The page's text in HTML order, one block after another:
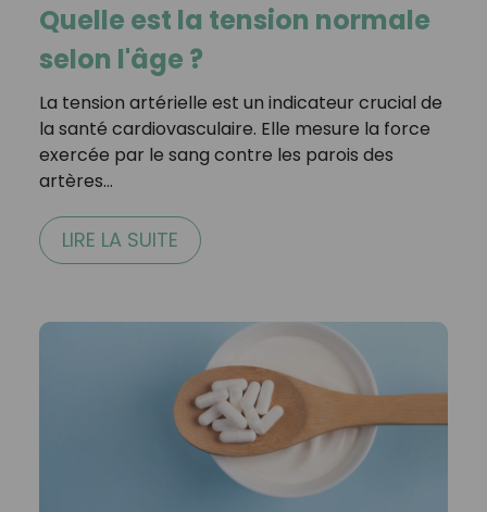
Quelle est la tension normale
selon l'âge ?
La tension artérielle est un indicateur crucial de
la santé cardiovasculaire. Elle mesure la force
exercée par le sang contre les parois des
artères…
LIRE LA SUITE